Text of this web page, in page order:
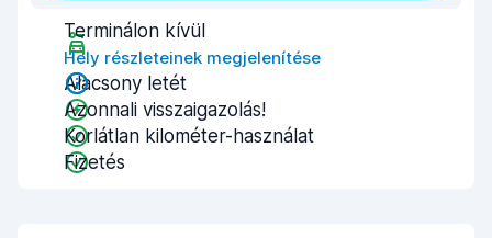
Terminálon kívül
Hely részleteinek megjelenítése
Alacsony letét
Azonnali visszaigazolás!
Korlátlan kilométer-használat
Fizetés